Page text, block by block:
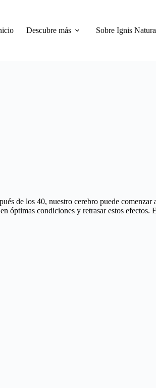
Descubre más Sobre Ignis Natura
de los 40, nuestro cerebro puede
condiciones y retrasar estos efectos.